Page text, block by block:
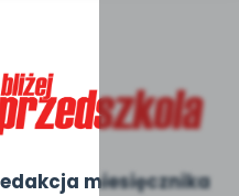
miesięcznika